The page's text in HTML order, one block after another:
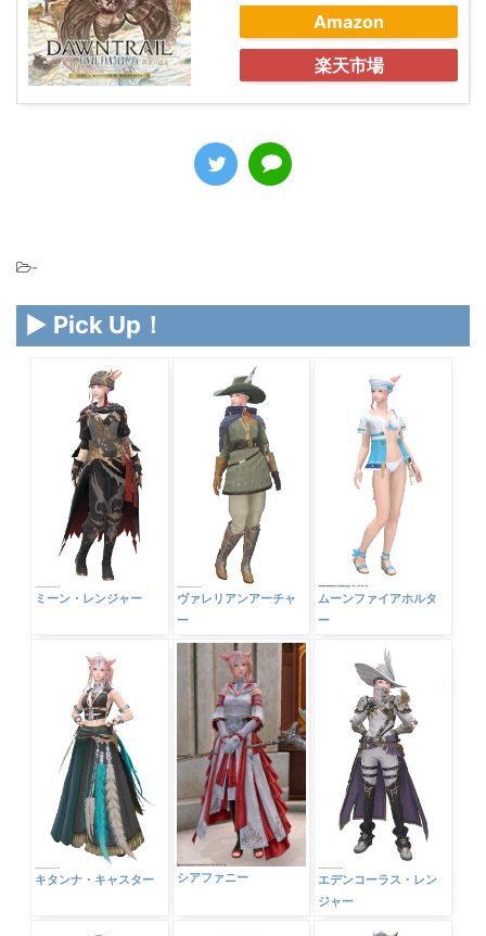
Amazon
楽天市場
-
▶ Pick Up！
ミーン・レンジャー
ヴァレリアンアーチャ
ー
ムーンファイアホルタ
ー
キタンナ・キャスター シアファニー
エデンコーラス・レン
ジャー